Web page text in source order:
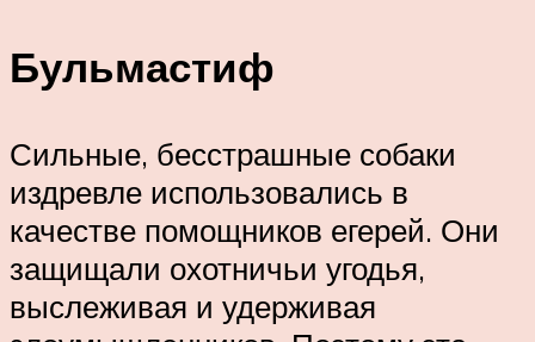
Бульмастиф
Сильные, бесстрашные собаки
издревле использовались в
качестве помощников егерей. Они
защищали охотничьи угодья,
выслеживая и удерживая